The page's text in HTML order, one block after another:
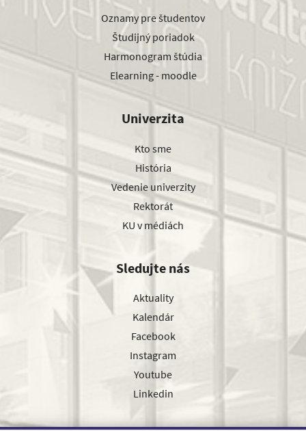
Oznamy pre študentov
Študijný poriadok
Harmonogram štúdia
Elearning - moodle
Univerzita
Kto sme
História
Vedenie univerzity
Rektorát
KU v médiách
Sledujte nás
Aktuality
Kalendár
Facebook
Instagram
Youtube
Linkedin